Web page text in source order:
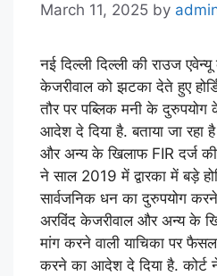
March 11, 2025 by
नई दिल्ली दिल्ली की राउज एवेन्यू
केजरीवाल को झटका देते हुए
तौर पर पब्लिक मनी के
आदेश दे दिया है. बताया जा रहा
और अन्य के खिलाफ FIR दर्ज की
ने साल 2019 में द्वारका में बड़े
सार्वजनिक धन का दुरुपयोग
अरविंद केजरीवाल और अन्य के
मांग करने वाली याचिका पर
करने का आदेश दे दिया है.